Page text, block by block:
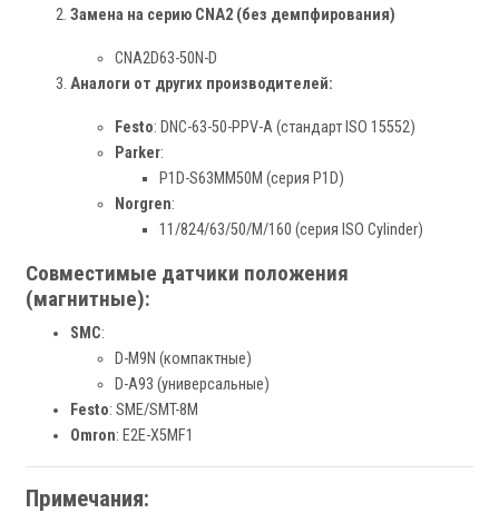
Замена на серию CNA2 (без демпфирования)
CNA2D63-50N-D
Аналоги от других производителей:
Festo: DNC-63-50-PPV-A (стандарт ISO 15552)
Parker:
P1D-S63MM50M (серия P1D)
Norgren:
11/824/63/50/M/160 (серия ISO Cylinder)
Совместимые датчики положения
(магнитные):
SMC:
D-M9N (компактные)
D-A93 (универсальные)
Festo: SME/SMT-8M
Omron: E2E-X5MF1
Примечания: